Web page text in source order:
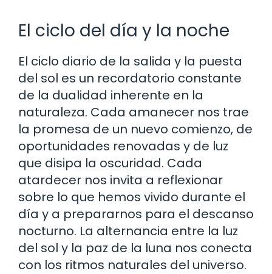
El ciclo del día y la noche
El ciclo diario de la salida y la puesta
del sol es un recordatorio constante
de la dualidad inherente en la
naturaleza. Cada amanecer nos trae
la promesa de un nuevo comienzo, de
oportunidades renovadas y de luz
que disipa la oscuridad. Cada
atardecer nos invita a reflexionar
sobre lo que hemos vivido durante el
día y a prepararnos para el descanso
nocturno. La alternancia entre la luz
del sol y la paz de la luna nos conecta
con los ritmos naturales del universo.